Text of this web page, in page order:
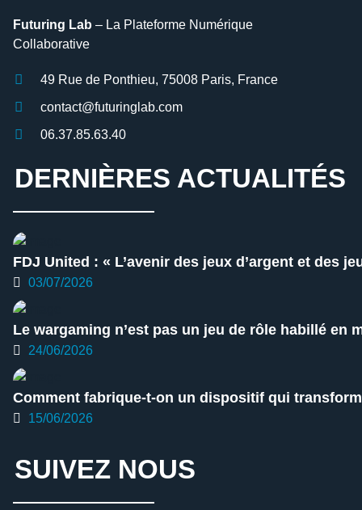
Futuring Lab – La Plateforme Numérique
Collaborative
49 Rue de Ponthieu, 75008 Paris, France
contact@futuringlab.com
06.37.85.63.40
DERNIÈRES ACTUALITÉS
FDJ United : « L’avenir des jeux d’argent et des
03/07/2026
Le wargaming n’est pas un jeu de rôle habillé en
24/06/2026
Comment fabrique-t-on un dispositif qui
15/06/2026
SUIVEZ NOUS